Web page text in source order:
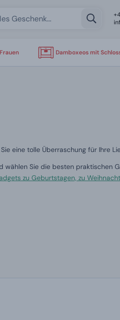
Damboxeos mit
eine tolle Überraschung für Ihre
wählen Sie die besten praktischen
zu Geburtstagen, zu